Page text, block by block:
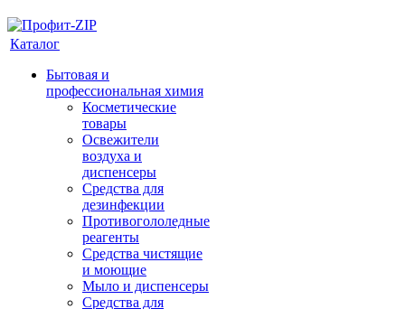
Каталог
Бытовая и
профессиональная химия
Косметические
товары
Освежители
воздуха и
диспенсеры
Средства для
дезинфекции
Противогололедные
реагенты
Средства чистящие
и моющие
Мыло и диспенсеры
Средства для